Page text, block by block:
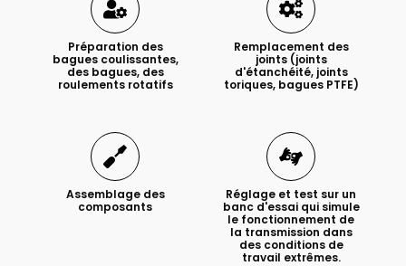
Préparation des
bagues coulissantes,
des bagues, des
roulements rotatifs
Remplacement des
joints (joints
d'étanchéité, joints
toriques, bagues PTFE)
Assemblage des
composants
Réglage et test sur un
banc d'essai qui simule
le fonctionnement de
la transmission dans
des conditions de
travail extrêmes.